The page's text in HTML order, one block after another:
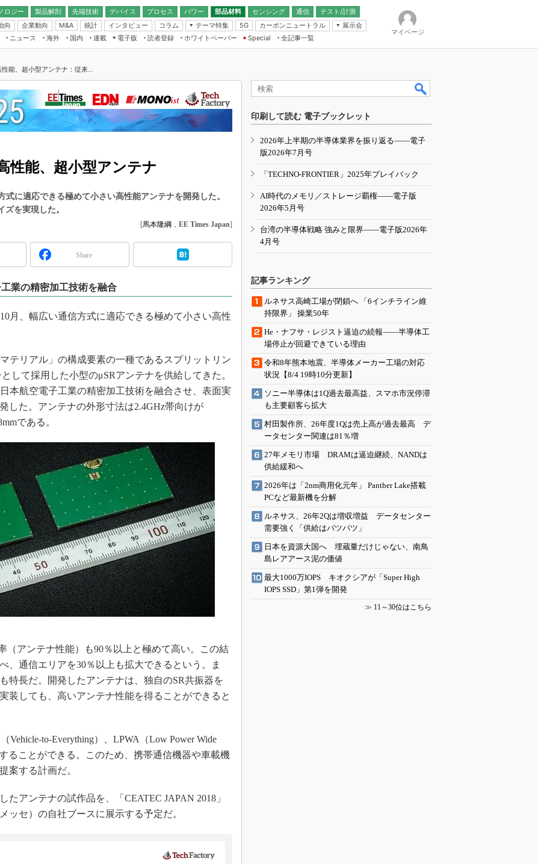
ロジー 製品解剖
先端技術
デバイス
ログ
コン
プロセス パワー 部品材料 センシング
通信
無線
テスト/計測
向
企業動向 M&A 統計 インタビュー コラム
テーマ特集
フィジカルAI
半導体後工程
読者調査（EE Times Research）
カーボンニュートラル
電源設計（EDN Japan）
Japan）
5G カーボンニュートラル
展示会
IoT・エッジコンピューティング
EXPO
EdgeTech＋
TECHNO-FRONTIER
人とくるま展
ニュース 海外 国内
連載
バイス通信
ナノフォーカス
界スコープ
エレ・組み込みプレイバ
ード ～Behind the
探るアジアの新トレンド
ンジニア”が仕掛けた社内
ョンは日本を救うのか
通信
スト「未来展望」
されないエンジニア」の
動論
電子版
子ブックレット
読者登録 ホワイトペーパー
Special
全記事一覧
マイページ
能、超小型アンテナ：従来...
性能、超小型アンテナ
に適応できる極めて小さい高性能アンテナを開発した。
を実現した。
[馬本隆綱 ， EE Times Japan]
Share
業の精密加工技術を融合
月、幅広い通信方式に適応できる極めて小さい高性
テリアル」の構成要素の一種であるスプリットリン
して採用した小型のμSRアンテナを供給してきた。
本航空電子工業の精密加工技術を融合させ、表面実
した。アンテナの外形寸法は2.4GHz帯向けが
である。
アンテナ性能）も90％以上と極めて高い。この結
、通信エリアを30％以上も拡大できるという。ま
特長だ。開発したアンテナは、独自のSR共振器を
装しても、高いアンテナ性能を得ることができると
to-Everything）、LPWA（Low Power Wide
ることができる。このため、携帯通信機器や車載機
案する計画だ。
アンテナの試作品を、「CEATEC JAPAN 2018」
ッセ）の自社ブースに展示する予定だ。
印刷して読む 電子ブックレット
2026年上半期の半導体業界を振り返る――電子
版2026年7月号
「TECHNO-FRONTIER」2025年プレイバック
AI時代のメモリ／ストレージ覇権――電子版
2026年5月号
台湾の半導体戦略 強みと限界――電子版2026年
4月号
記事ランキング
ルネサス高崎工場が閉鎖へ 「6インチライン維
持限界」 操業50年
He・ナフサ・レジスト逼迫の続報――半導体工
場停止が回避できている理由
令和8年熊本地震、半導体メーカー工場の対応
状況【8/4 19時10分更新】
ソニー半導体は1Q過去最高益、スマホ市況停滞
も主要顧客ら拡大
村田製作所、26年度1Qは売上高が過去最高 デ
ータセンター関連は81％増
27年メモリ市場 DRAMは逼迫継続、NANDは
供給緩和へ
2026年は「2nm商用化元年」 Panther Lake搭載
PCなど最新機を分解
ルネサス、26年2Qは増収増益 データセンター
需要強く「供給はパツパツ」
日本を資源大国へ 埋蔵量だけじゃない、南鳥
島レアアース泥の価値
最大1000万IOPS キオクシアが「Super High
IOPS SSD」第1弾を開発
≫ 11～30位はこちら